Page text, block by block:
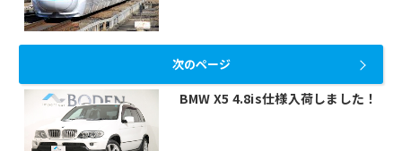
BMW X5 4.8is仕様入荷しました！
次のページ